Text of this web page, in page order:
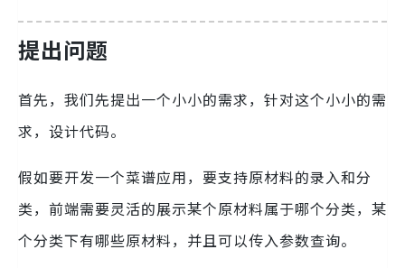
提出问题
首先，我们先提出一个小小的需求，针对这个小小的需
求，设计代码。
假如要开发一个菜谱应用，要支持原材料的录入和分
类，前端需要灵活的展示某个原材料属于哪个分类，某
个分类下有哪些原材料，并且可以传入参数查询。